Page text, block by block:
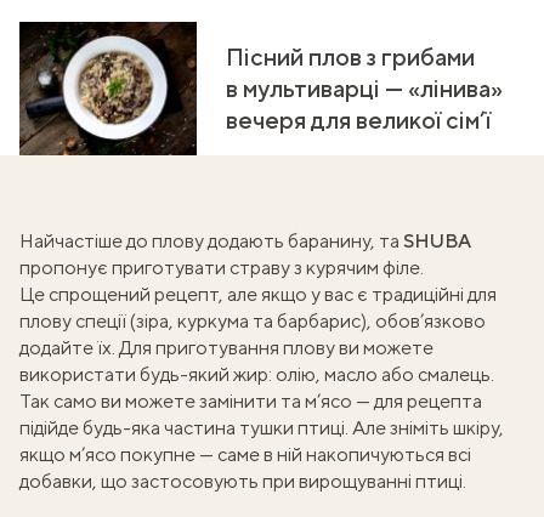
Пісний плов з грибами
в мультиварці — «лінива»
вечеря для великої сім’ї
Найчастіше до пловудодають баранину, та SHUBA
пропонує приготувати страву з курячим філе
Це спрощений рецепт, але якщо у вас є традиційні для
плову спеції (зіра, куркума та барбарис), обов’язково
додайте їх. Для приготування плову ви можете
використати будь-який жир: олію, масло або смалець.
Так само ви можете замінити та м’ясо — для рецепта
підійде будь-яка частина тушки птиці. Але зніміть шкіру,
якщо м’ясо покупне — саме в ній накопичуються всі
добавки, що застосовують при вирощуванні птиці.